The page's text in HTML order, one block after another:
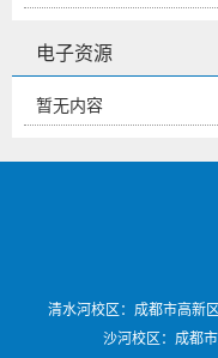
电子资源
暂无内容
清水河校区：成都市高新
沙河校区：成都